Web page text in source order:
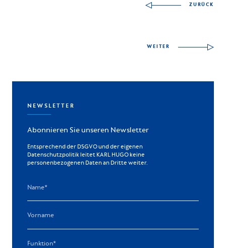
ZURÜCK
WEITER
NEWSLETTER
Abonnieren Sie unseren Newsletter
Entsprechend der DSGVO und der eigenen
Datenschutzpolitik leitet KARL HUGO keine
personenbezogenen Daten an Dritte weiter.